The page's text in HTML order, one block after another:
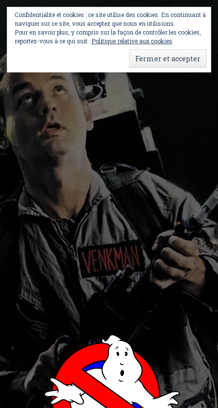
content
Confidentialité et cookies : ce site utilise des cookies. En continuant à
naviguer sur ce site, vous acceptez que nous en utilisions.
Pour en savoir plus, y compris sur la façon de contrôler les cookies,
reportez-vous à ce qui suit :Politique relative aux cookies